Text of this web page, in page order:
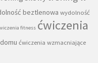
beztlenowa wydolność
fitness ćwiczenia
ćwiczenia wzmacniające